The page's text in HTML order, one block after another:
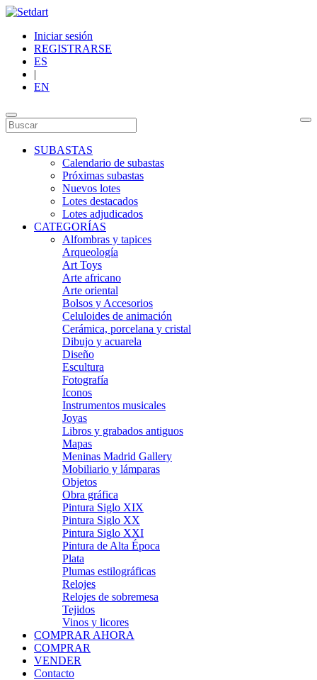
Iniciar sesión
REGISTRARSE
ES
|
EN
SUBASTAS
Calendario de subastas
Próximas subastas
Nuevos lotes
Lotes destacados
Lotes adjudicados
CATEGORÍAS
Alfombras y tapices
Arqueología
Art Toys
Arte africano
Arte oriental
Bolsos y Accesorios
Celuloides de animación
Cerámica, porcelana y cristal
Dibujo y acuarela
Diseño
Escultura
Fotografía
Iconos
Instrumentos musicales
Joyas
Libros y grabados antiguos
Mapas
Meninas Madrid Gallery
Mobiliario y lámparas
Objetos
Obra gráfica
Pintura Siglo XIX
Pintura Siglo XX
Pintura Siglo XXI
Pintura de Alta Época
Plata
Plumas estilográficas
Relojes
Relojes de sobremesa
Tejidos
Vinos y licores
COMPRAR AHORA
COMPRAR
VENDER
Contacto